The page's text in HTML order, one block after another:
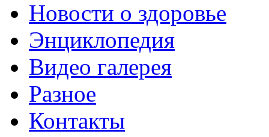
Новости о здоровье
Энциклопедия
Видео галерея
Разное
Контакты